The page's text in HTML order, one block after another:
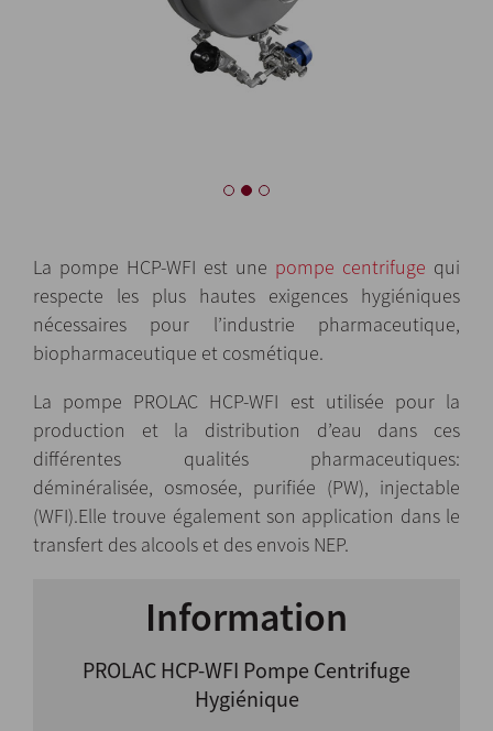
La pompe HCP-WFI est une pompe centrifuge qui
respecte les plus hautes exigences hygiéniques
nécessaires pour l’industrie pharmaceutique,
biopharmaceutique et cosmétique.
La pompe PROLAC HCP-WFI est utilisée pour la
production et la distribution d’eau dans ces
différentes qualités pharmaceutiques:
déminéralisée, osmosée, purifiée (PW), injectable
(WFI).Elle trouve également son application dans le
transfert des alcools et des envois NEP.
Information
PROLAC HCP-WFI Pompe Centrifuge
Hygiénique